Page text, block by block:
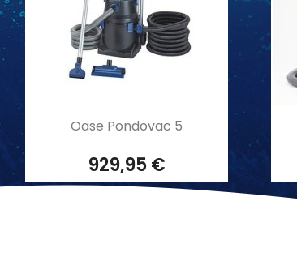
Aperçu rapide
Oase Pondovac 5
929,95 €